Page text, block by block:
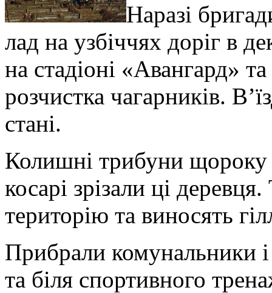
Наразі
лад на узбіччях доріг в
на стадіоні «Авангард»
розчистка чагарників.
стані.
Колишні трибуни щороку
косарі зрізали ці
територію та виносять
Прибрали комунальники
та біля спортивного